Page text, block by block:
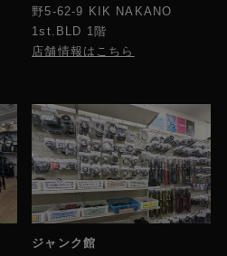
野5-62-9 KIK NAKANO
1st.BLD 1階
店舗情報はこちら
ジャンク館